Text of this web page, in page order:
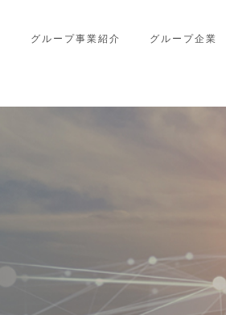
グループ事業紹介 グループ企業